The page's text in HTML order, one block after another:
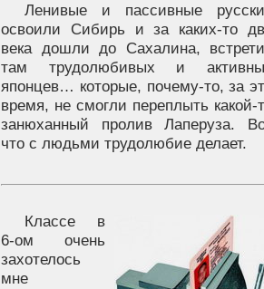
Ленивые и пассивные
освоили Сибирь и за каких-то
века дошли до Сахалина,
там трудолюбивых и
японцев… которые, почему-то, за
время, не смогли переплыть какой-
занюханный пролив Лаперуза.
что с людьми трудолюбие делает.
Классе в
6-ом очень
захотелось
мне